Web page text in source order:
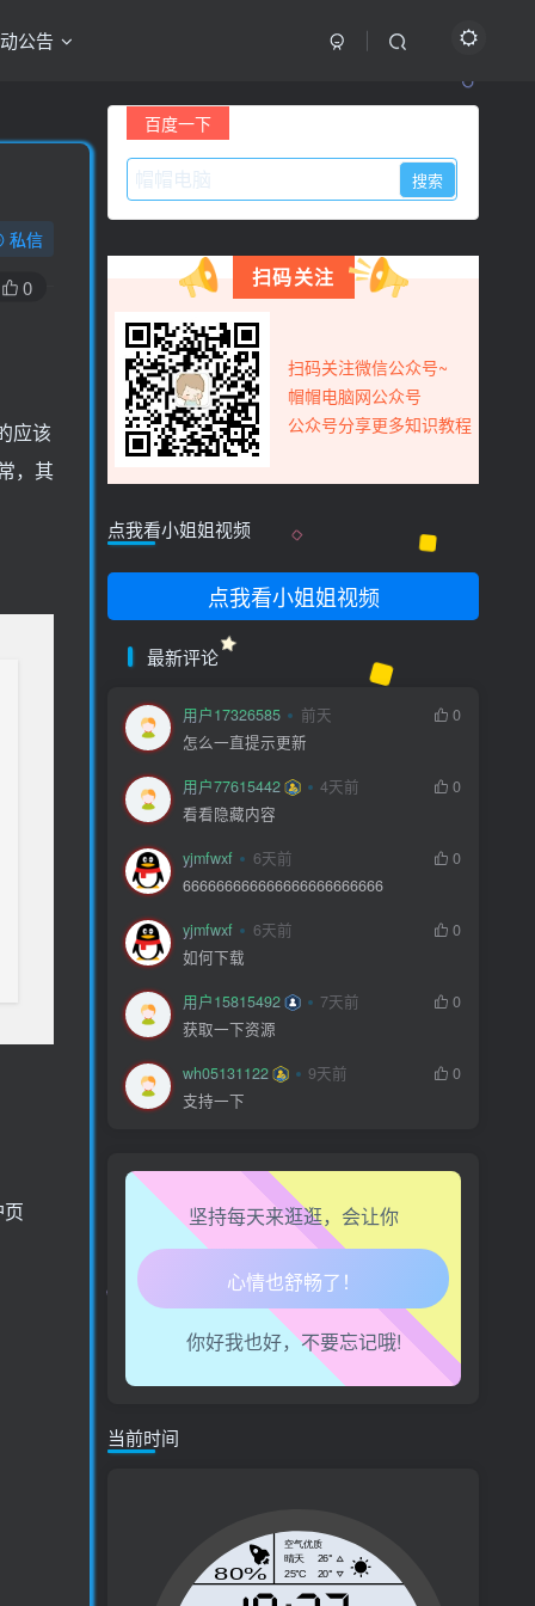
公告
私信
0
应该
，其
最新评论
用户17326585
怎么一直提示更新
看看隐藏内容
yjmfwxf 6天前
666666666666666666666666
yjmfwxf 6天前
如何下载
用户15815492
获取一下资源
wh05131122
百度一下
扫码关注
扫码关注微信公众号~
帽帽电脑网公众号
公众号分享更多知识教程
点我看小姐姐视频
点我看小姐姐视频
最新评论
用户17326585 前天
0
怎么一直提示更新
用户77615442 4天前
0
看看隐藏内容
yjmfwxf 6天前
0
666666666666666666666666
yjmfwxf 6天前
0
如何下载
用户15815492 7天前
0
获取一下资源
wh05131122 9天前
0
支持一下
坚持每天来逛逛，会让你
生活也美好了！
走路也有劲了！
腿也不痛了！
腰也不酸了！
工作也轻松了！
你好我也好，不要忘记哦!
当前时间